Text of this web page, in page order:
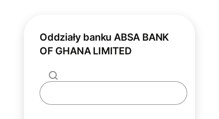
Oddziały banku ABSA BANK
OF GHANA LIMITED